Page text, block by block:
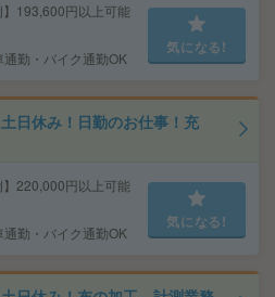
193,600円以上可能
勤・バイク通勤OK
気になる!
日休み！日勤のお仕事！充
220,000円以上可能
勤・バイク通勤OK
気になる!